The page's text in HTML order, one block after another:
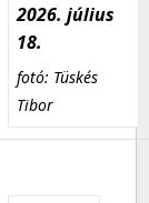
2026. július
18.
fotó: Tüskés
Tibor